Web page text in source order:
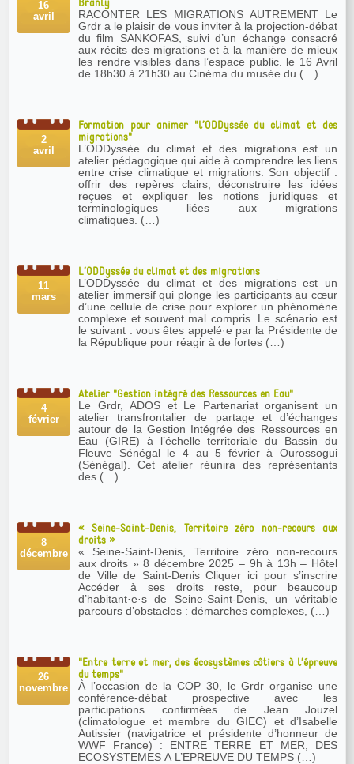
16
avril
RACONTER LES MIGRATIONS AUTREMENT Le
Grdr a le plaisir de vous inviter à la projection-débat
du film SANKOFAS, suivi d’un échange consacré
aux récits des migrations et à la manière de mieux
les rendre visibles dans l’espace public. le 16 Avril
de 18h30 à 21h30 au Cinéma du musée du (…)
2
avril
Formation pour animer "l’ODDyssée du climat et des
migrations"
L’ODDyssée du climat et des migrations est un
atelier pédagogique qui aide à comprendre les liens
entre crise climatique et migrations. Son objectif :
offrir des repères clairs, déconstruire les idées
reçues et expliquer les notions juridiques et
terminologiques liées aux migrations
climatiques. (…)
11
mars
L’ODDyssée du climat et des migrations
L’ODDyssée du climat et des migrations est un
atelier immersif qui plonge les participants au cœur
d’une cellule de crise pour explorer un phénomène
complexe et souvent mal compris. Le scénario est
le suivant : vous êtes appelé·e par la Présidente de
la République pour réagir à de fortes (…)
4
février
Atelier "Gestion intégré des Ressources en Eau"
Le Grdr, ADOS et Le Partenariat organisent un
atelier transfrontalier de partage et d’échanges
autour de la Gestion Intégrée des Ressources en
Eau (GIRE) à l’échelle territoriale du Bassin du
Fleuve Sénégal le 4 au 5 février à Ourossogui
(Sénégal). Cet atelier réunira des représentants
des (…)
8
décembre
« Seine-Saint-Denis, Territoire zéro non-recours aux
droits »
« Seine-Saint-Denis, Territoire zéro non-recours
aux droits » 8 décembre 2025 – 9h à 13h – Hôtel
de Ville de Saint-Denis Cliquer ici pour s’inscrire
Accéder à ses droits reste, pour beaucoup
d’habitant·e·s de Seine-Saint-Denis, un véritable
parcours d’obstacles : démarches complexes, (…)
26
novembre
"Entre terre et mer, des écosystèmes côtiers à l’épreuve
du temps"
À l’occasion de la COP 30, le Grdr organise une
conférence-débat prospective avec les
participations confirmées de Jean Jouzel
(climatologue et membre du GIEC) et d’Isabelle
Autissier (navigatrice et présidente d’honneur de
WWF France) : ENTRE TERRE ET MER, DES
ECOSYSTEMES A L’EPREUVE DU TEMPS (…)